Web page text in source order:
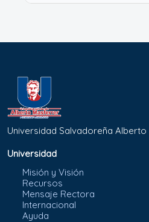
Universidad Salvadoreña
Universidad
Misión y Visión
Recursos
Mensaje Rectora
Internacional
Ayuda